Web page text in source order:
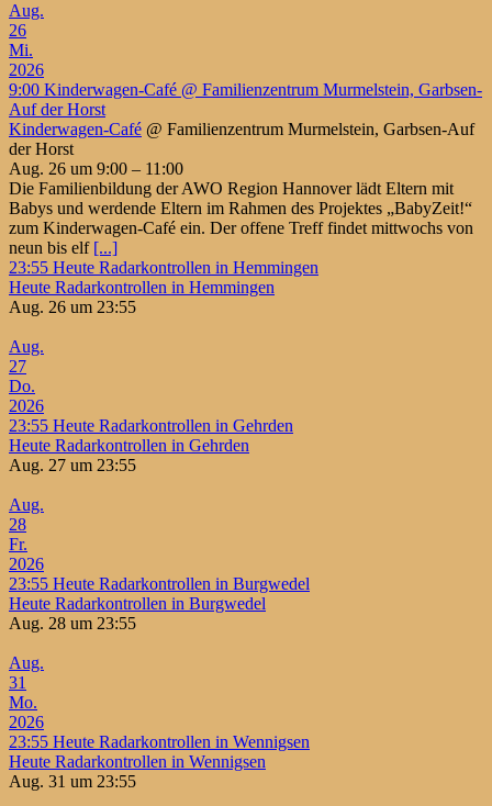
Aug.
26
Mi.
2026
9:00 Kinderwagen-Café @ Familienzentrum Murmelstein, Garbsen-
Auf der Horst
Kinderwagen-Café @ Familienzentrum Murmelstein, Garbsen-Auf
der Horst
Aug. 26 um 9:00 – 11:00
Die Familienbildung der AWO Region Hannover lädt Eltern mit
Babys und werdende Eltern im Rahmen des Projektes „BabyZeit!“
zum Kinderwagen-Café ein. Der offene Treff findet mittwochs von
neun bis elf [...]
23:55 Heute Radarkontrollen in Hemmingen
Heute Radarkontrollen in Hemmingen
Aug. 26 um 23:55
Aug.
27
Do.
2026
23:55 Heute Radarkontrollen in Gehrden
Heute Radarkontrollen in Gehrden
Aug. 27 um 23:55
Aug.
28
Fr.
2026
23:55 Heute Radarkontrollen in Burgwedel
Heute Radarkontrollen in Burgwedel
Aug. 28 um 23:55
Aug.
31
Mo.
2026
23:55 Heute Radarkontrollen in Wennigsen
Heute Radarkontrollen in Wennigsen
Aug. 31 um 23:55